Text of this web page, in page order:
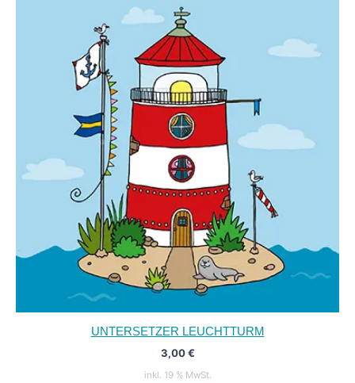
UNTERSETZER LEUCHTTURM
3,00€
inkl. 19 % MwSt.